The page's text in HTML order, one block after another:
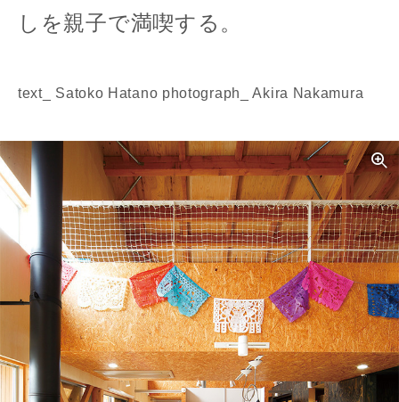
しを親子で満喫する。
text_ Satoko Hatano photograph_ Akira Nakamura